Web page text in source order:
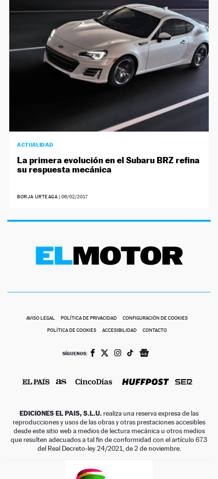
ACTUALIDAD
La primera evolución en el Subaru BRZ refina
su respuesta mecánica
BORJA URTEAGA | 06/02/2017
AVISO LEGAL POLÍTICA DE PRIVACIDAD CONFIGURACIÓN DE COOKIES
POLÍTICA DE COOKIES ACCESIBILIDAD CONTACTO
SÍGUENOS:
EDICIONES EL PAIS, S.L.U. realiza una reserva expresa de las
reproducciones y usos de las obras y otras prestaciones accesibles
desde este sitio web a medios de lectura mecánica u otros medios
que resulten adecuados a tal fin de conformidad con el artículo 67.3
del Real Decreto-ley 24/2021, de 2 de noviembre.